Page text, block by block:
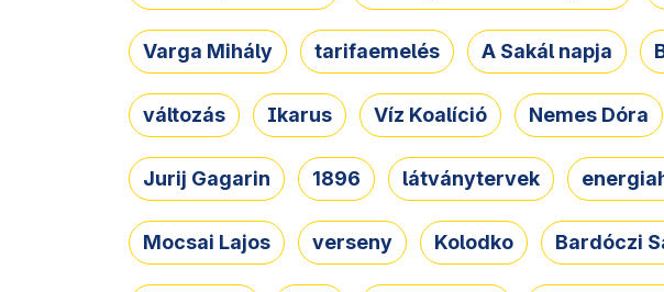
Varga Mihály tarifaemelés A Sakál napja
változás Ikarus Víz Koalíció Nemes Dóra
Jurij Gagarin 1896 látványtervek
Mocsai Lajos verseny Kolodko Bardóczi